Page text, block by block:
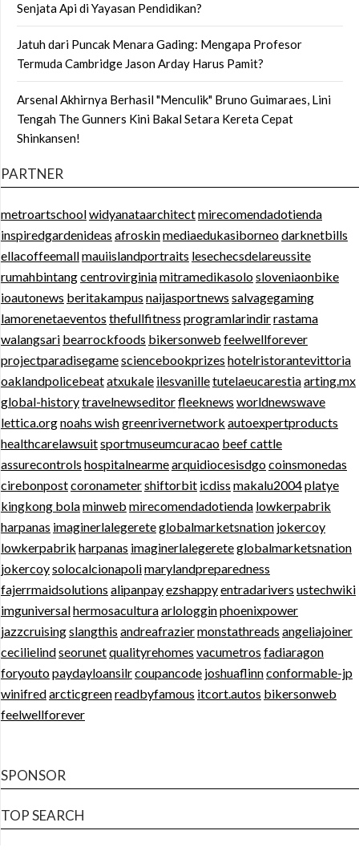
Senjata Api di Yayasan Pendidikan?
Jatuh dari Puncak Menara Gading: Mengapa Profesor
Termuda Cambridge Jason Arday Harus Pamit?
Arsenal Akhirnya Berhasil "Menculik" Bruno Guimaraes, Lini
Tengah The Gunners Kini Bakal Setara Kereta Cepat
Shinkansen!
PARTNER
metroartschoolwidyanataarchitectmirecomendadotienda
inspiredgardenideas afroskinmediaedukasiborneodarknetbills
ellacoffeemallmauiislandportraits lesechecsdelareussite
rumahbintangcentrovirginiamitramedikasolosloveniaonbike
ioautonews beritakampus naijasportnews salvagegaming
lamorenetaeventos thefullfitness programlarindirrastama
walangsari bearrockfoods bikersonweb feelwellforever
projectparadisegamesciencebookprizes hotelristorantevittoria
oaklandpolicebeatatxukale ilesvanilletutelaeucarestiaarting.mx
global-historytravelnewseditorfleeknews worldnewswave
lettica.orgnoahs wishgreenrivernetwork autoexpertproducts
healthcarelawsuitsportmuseumcuracao beef cattle
assurecontrols hospitalnearmearquidiocesisdgocoinsmonedas
cirebonpostcoronametershiftorbit icdiss makalu2004platye
kingkong bolaminweb mirecomendadotienda lowkerpabrik
harpanas imaginerlalegereteglobalmarketsnation jokercoy
lowkerpabrik harpanas imaginerlalegereteglobalmarketsnation
jokercoysolocalcionapolimarylandpreparedness
fajerrmaidsolutions alipanpayezshappyentradarivers ustechwiki
imguniversalhermosaculturaarlologginphoenixpower
jazzcruisingslangthis andreafraziermonstathreads angeliajoiner
cecilielindseorunetqualityrehomes vacumetros fadiaragon
foryoutopaydayloansilrcoupancode joshuaflinnconformable-jp
winifredarcticgreenreadbyfamous itcort.autos bikersonweb
feelwellforever
SPONSOR
TOP SEARCH